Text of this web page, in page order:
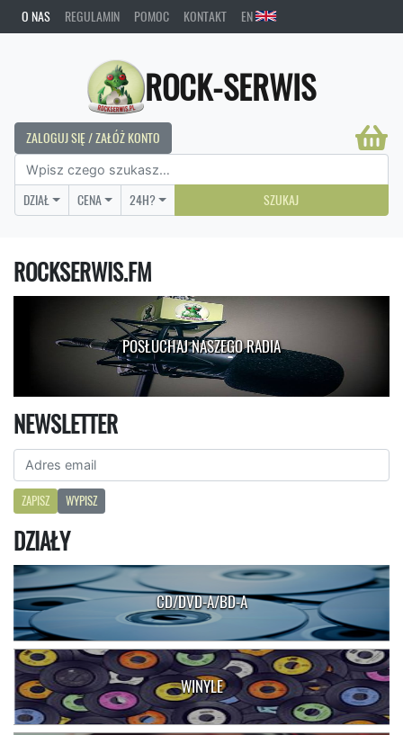
O NAS REGULAMIN POMOC KONTAKT EN
ROCK-SERWIS
ZALOGUJ SIĘ / ZAŁÓŻ KONTO
DZIAŁ CENA 24H? SZUKAJ
ROCKSERWIS.FM
POSŁUCHAJ NASZEGO RADIA
NEWSLETTER
ZAPISZ WYPISZ
DZIAŁY
CD/DVD-A/BD-A
WINYLE